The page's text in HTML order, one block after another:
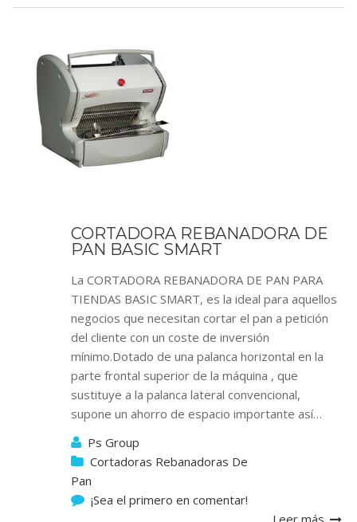
CORTADORA REBANADORA DE
PAN BASIC SMART
La CORTADORA REBANADORA DE PAN PARA
TIENDAS BASIC SMART, es la ideal para aquellos
negocios que necesitan cortar el pan a petición
del cliente con un coste de inversión
mínimo.Dotado de una palanca horizontal en la
parte frontal superior de la máquina , que
sustituye a la palanca lateral convencional,
supone un ahorro de espacio importante así…
Ps Group
Cortadoras Rebanadoras De
Pan
¡Sea el primero en comentar!
Leer más